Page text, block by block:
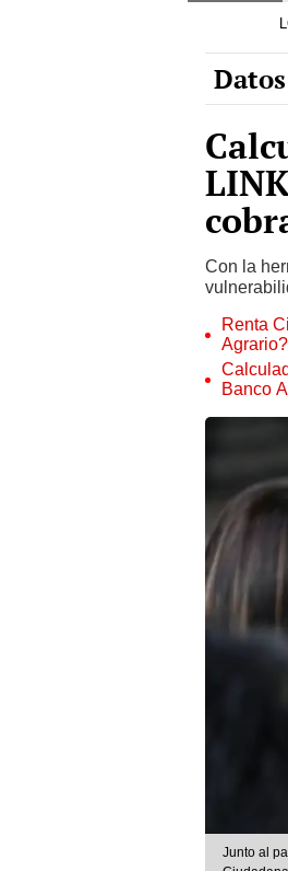
Con la
Renta
Banco
Junto al